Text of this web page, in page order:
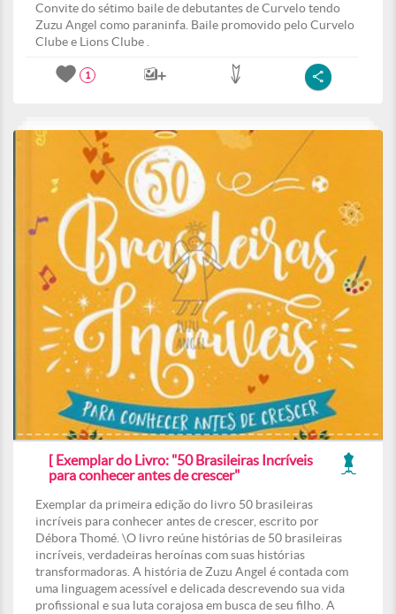
Convite do sétimo baile de debutantes de Curvelo tendo
Zuzu Angel como paraninfa. Baile promovido pelo Curvelo
Clube e Lions Clube .
1
[ Exemplar do Livro: "50 Brasileiras Incríveis
para conhecer antes de crescer"
Exemplar da primeira edição do livro 50 brasileiras
incríveis para conhecer antes de crescer, escrito por
Débora Thomé. \O livro reúne histórias de 50 brasileiras
incríveis, verdadeiras heroínas com suas histórias
transformadoras. A história de Zuzu Angel é contada com
uma linguagem acessível e delicada descrevendo sua vida
profissional e sua luta corajosa em busca de seu filho. A